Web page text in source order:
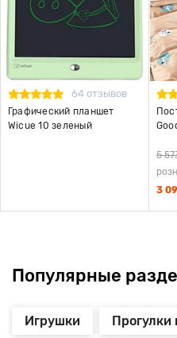
64 отзывов
Графический планшет
Wicue 10 зеленый
нав.
5
3
Популярные
Игрушки Прогулки